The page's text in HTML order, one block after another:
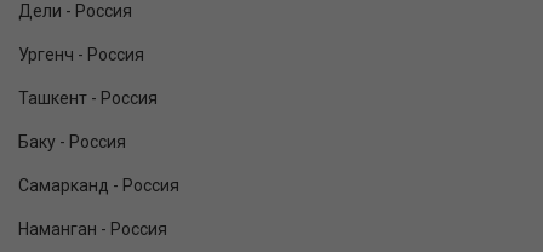
Дели - Россия
Ургенч - Россия
Ташкент - Россия
Баку - Россия
Самарканд - Россия
Наманган - Россия